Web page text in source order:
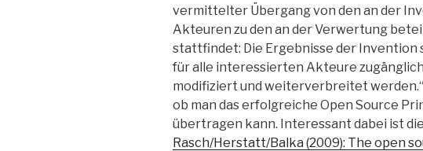
vermittelter Übergang von den an der
Akteuren zu den an der Verwertung
stattfindet: Die Ergebnisse der Invention
für alle interessierten Akteure
modifiziert und weiterverbreitet werden.“
ob man das erfolgreiche Open Source
übertragen kann. Interessant dabei ist
Rasch/Herstatt/Balka (2009): The open